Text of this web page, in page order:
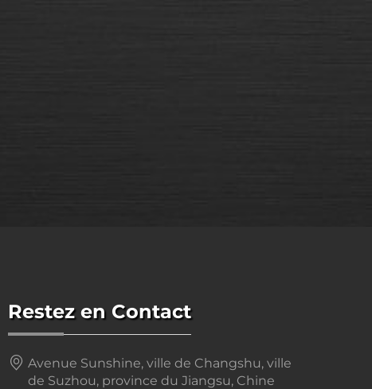
Restez en Contact
Avenue Sunshine, ville de Changshu, ville
de Suzhou, province du Jiangsu, Chine